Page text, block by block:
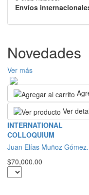
Envíos
Novedades
Ver más
Ver
INTERNATIONAL
COLLOQUIUM
Juan Elías Muñoz Gómez.
$70,000.00